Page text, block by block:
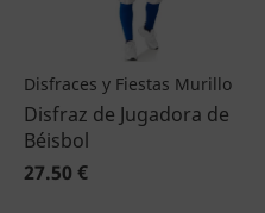
Disfraces y Fiestas Murillo
Disfraz de Jugadora de
Béisbol
27.50 €